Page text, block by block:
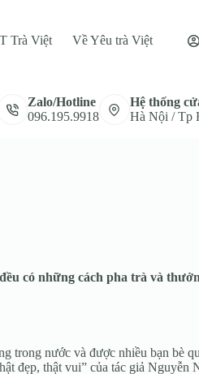
Trà Việt Về Yêu trà Việt
Zalo/Hotline
096.195.9918
Hệ thống
Hà Nội / Tp
có những cách pha trà và
trong nước và được nhiều bạn bè
đẹp, thật vui” của tác giả Nguyễn